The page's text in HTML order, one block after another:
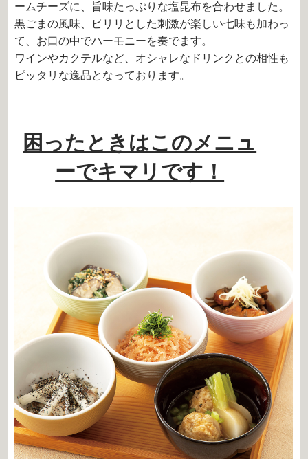
ームチーズに、旨味たっぷりな塩昆布を合わせました。
黒ごまの風味、ピリリとした刺激が楽しい七味も加わっ
て、お口の中でハーモニーを奏でます。
ワインやカクテルなど、オシャレなドリンクとの相性も
ピッタリな逸品となっております。
困ったときはこのメニュ
ーでキマリです！